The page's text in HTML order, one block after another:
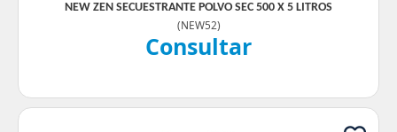
NEW ZEN SECUESTRANTE POLVO SEC 500 X 5 LITROS
(NEW52)
Consultar